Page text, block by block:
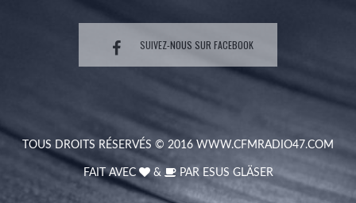
SUIVEZ-NOUS SUR FACEBOOK
TOUS DROITS RÉSERVÉS © 2016 WWW.CFMRADIO47.COM
FAIT AVEC & PAR ESUS GLÄSER